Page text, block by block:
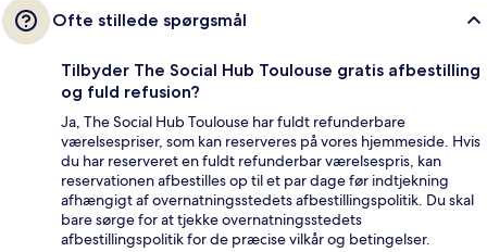
Ofte stillede spørgsmål
Tilbyder The Social Hub Toulouse gratis afbestilling
og fuld refusion?
Ja, The Social Hub Toulouse har fuldt refunderbare
værelsespriser, som kan reserveres på vores hjemmeside. Hvis
du har reserveret en fuldt refunderbar værelsespris, kan
reservationen afbestilles op til et par dage før indtjekning
afhængigt af overnatningsstedets afbestillingspolitik. Du skal
bare sørge for at tjekke overnatningsstedets
afbestillingspolitik for de præcise vilkår og betingelser.